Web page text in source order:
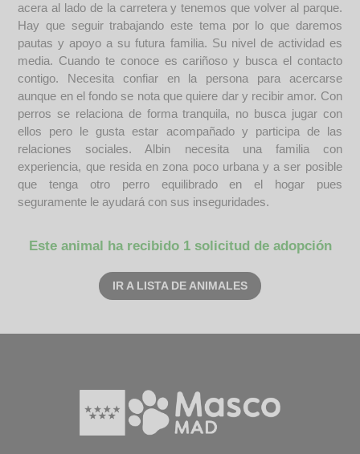
acera al lado de la carretera y tenemos que volver al parque.
Hay que seguir trabajando este tema por lo que daremos
pautas y apoyo a su futura familia. Su nivel de actividad es
media. Cuando te conoce es cariñoso y busca el contacto
contigo. Necesita confiar en la persona para acercarse
aunque en el fondo se nota que quiere dar y recibir amor. Con
perros se relaciona de forma tranquila, no busca jugar con
ellos pero le gusta estar acompañado y participa de las
relaciones sociales. Albin necesita una familia con
experiencia, que resida en zona poco urbana y a ser posible
que tenga otro perro equilibrado en el hogar pues
seguramente le ayudará con sus inseguridades.
Este animal ha recibido 1 solicitud de adopción
IR A LISTA DE ANIMALES